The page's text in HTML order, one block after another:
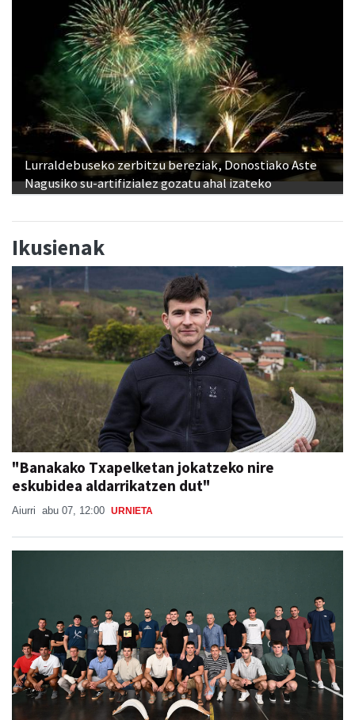
Lurraldebuseko zerbitzu bereziak, Donostiako Aste
Nagusiko su-artifizialez gozatu ahal izateko
Ikusienak
"Banakako Txapelketan jokatzeko nire
eskubidea aldarrikatzen dut"
Aiurri abu 07, 12:00 URNIETA